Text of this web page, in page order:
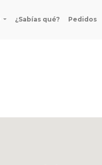
¿Sabías qué? Pedidos